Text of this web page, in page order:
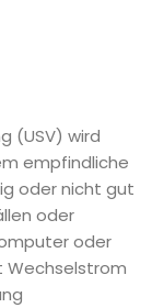
(USV) wird
empfindliche
oder nicht gut
oder
oder
Wechselstrom